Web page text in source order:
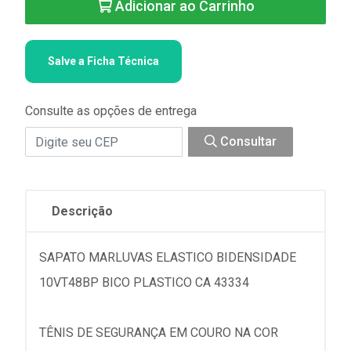
Adicionar ao Carrinho
Salve a Ficha Técnica
Consulte as opções de entrega
Consultar
Descrição
SAPATO MARLUVAS ELASTICO BIDENSIDADE
10VT48BP BICO PLASTICO CA 43334
TÊNIS DE SEGURANÇA EM COURO NA COR